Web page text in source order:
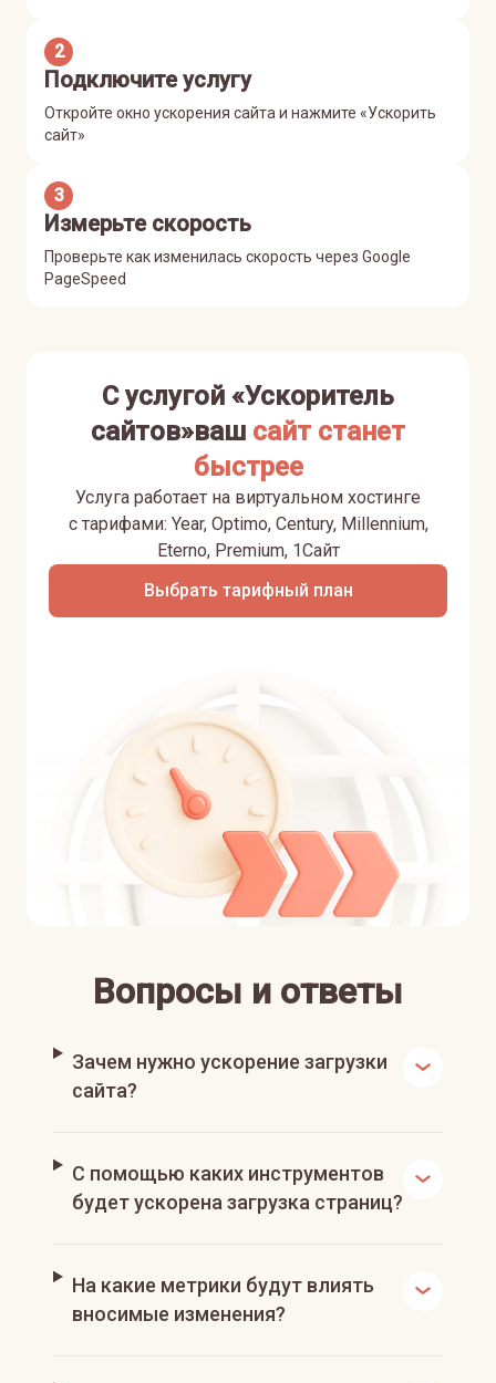
2
Подключите услугу
Откройте окно ускорения сайта и нажмите «Ускорить
сайт»
3
Измерьте скорость
Проверьте как изменилась скорость через Google
PageSpeed
С услугой «Ускоритель
сайтов»ваш сайт станет
быстрее
Выбрать тарифный план
Услуга работает на виртуальном хостинге
с тарифами: Year, Optimo, Century, Millennium,
Eterno, Premium, 1Сайт
Вопросы и ответы
Зачем нужно ускорение загрузки
сайта?
С помощью каких инструментов
будет ускорена загрузка страниц?
На какие метрики будут влиять
вносимые изменения?